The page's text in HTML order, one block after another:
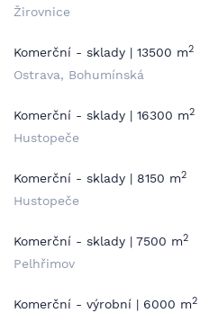
Žirovnice
Komerční - sklady | 13500 m2
Ostrava, Bohumínská
Komerční - sklady | 16300 m2
Hustopeče
Komerční - sklady | 8150 m2
Hustopeče
Komerční - sklady | 7500 m2
Pelhřimov
Komerční - výrobní | 6000 m2